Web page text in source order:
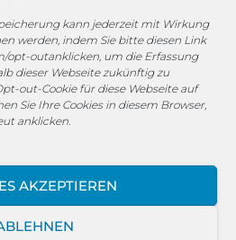
kann jederzeit mit Wirkung
werden, indem Sie bitte diesen Link
opt-outanklicken, um die Erfassung
dieser Webseite zukünftig zu
out-Cookie für diese Webseite auf
Sie Ihre Cookies in diesem Browser,
anklicken.
AKZEPTIEREN
den Autor, welche sich auf
ideeller Art beziehen, die durch
der dargebotenen
die Nutzung fehlerhafter und
verursacht wurden, sind
sofern seitens des Autors
Angebote sind freibleibend und
IT behält es sich ausdrücklich
das gesamte Angebot ohne
zu verändern, zu ergänzen, zu